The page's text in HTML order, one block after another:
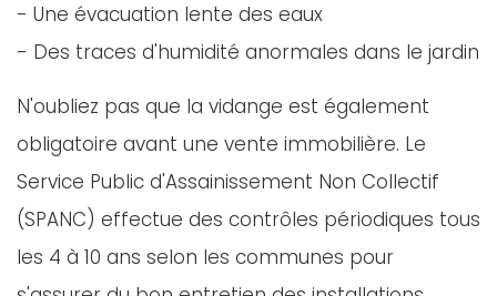
- Une évacuation lente des eaux
- Des traces d'humidité anormales dans le jardin
N'oubliez pas que la vidange est également
obligatoire avant une vente immobilière. Le
Service Public d'Assainissement Non Collectif
(SPANC) effectue des contrôles périodiques tous
les 4 à 10 ans selon les communes pour